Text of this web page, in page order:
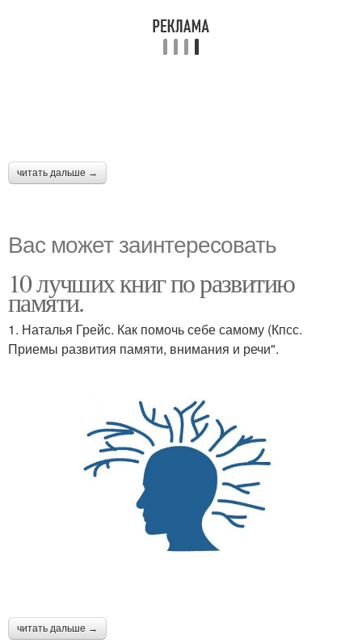
читать дальше →
Вас может заинтересовать
10 лучших книг по развитию
памяти.
1. Наталья Грейс. Как помочь себе самому (Кпсс.
Приемы развития памяти, внимания и речи".
читать дальше →